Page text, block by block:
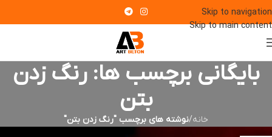
Skip to navigation
Skip to main content
بایگانی برچسب ها: رنگ زدن
بتن
خانه/نوشته های برچسب "رنگ زدن بتن"